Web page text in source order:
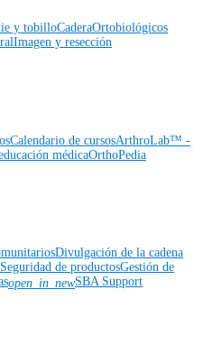
y tobilloCaderaOrtobiológicos
Imagen y resección
Calendario de cursosArthroLab™ -
médicaOrthoPedia
Divulgación de la cadena
Seguridad de productosGestión de
open_in_newSBA Support